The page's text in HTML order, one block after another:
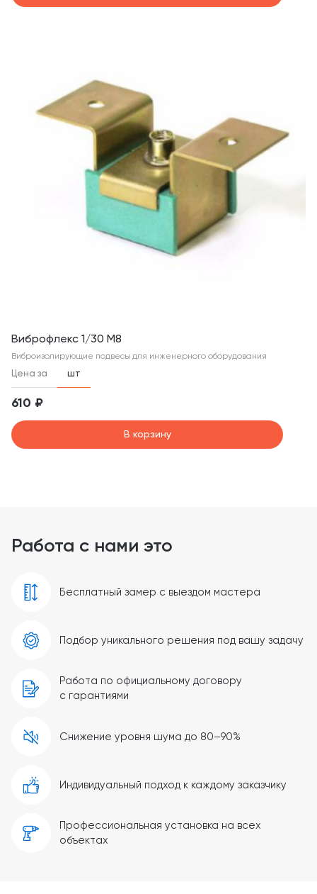
Виброфлекс 1/30 М8
Виброизолирующие подвесы для инженерного оборудования
Цена за шт
610 ₽
В корзину
Работа с нами это
Бесплатный замер с выездом мастера
Подбор уникального решения под вашу задачу
Работа по официальному договору
с гарантиями
Снижение уровня шума до 80–90%
Индивидуальный подход к каждому заказчику
Профессиональная установка на всех
объектах